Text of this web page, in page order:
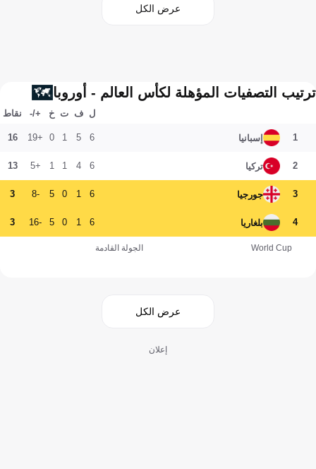
عرض الكل
ترتيب التصفيات المؤهلة لكأس العالم - أوروبا
ل ف ت خ +/- نقاط
1 إسبانيا 6
5
1
0
+19
16
2 تركيا 6
4
1
1
+5
13
3 جورجيا 6
1
0
5
-8
3
4 بلغاريا 6
1
0
5
-16
3
World Cup الجولة القادمة
عرض الكل
إعلان